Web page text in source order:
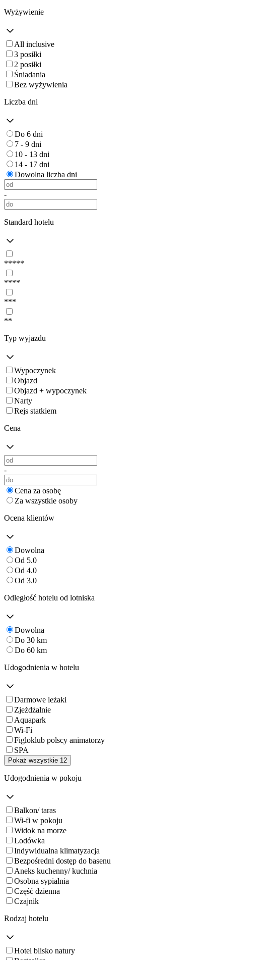
Wyżywienie
All inclusive
3 posiłki
2 posiłki
Śniadania
Bez wyżywienia
Liczba dni
Do 6 dni
7 - 9 dni
10 - 13 dni
14 - 17 dni
Dowolna liczba dni
-
Standard hotelu
*****
****
***
**
Typ wyjazdu
Wypoczynek
Objazd
Objazd + wypoczynek
Narty
Rejs statkiem
Cena
-
Cena za osobę
Za wszystkie osoby
Ocena klientów
Dowolna
Od 5.0
Od 4.0
Od 3.0
Odległość hotelu od lotniska
Dowolna
Do 30 km
Do 60 km
Udogodnienia w hotelu
Darmowe leżaki
Zjeżdżalnie
Aquapark
Wi-Fi
Figloklub polscy animatorzy
SPA
Pokaż wszystkie 12
Udogodnienia w pokoju
Balkon/ taras
Wi-fi w pokoju
Widok na morze
Lodówka
Indywidualna klimatyzacja
Bezpośredni dostęp do basenu
Aneks kuchenny/ kuchnia
Osobna sypialnia
Część dzienna
Czajnik
Rodzaj hotelu
Hotel blisko natury